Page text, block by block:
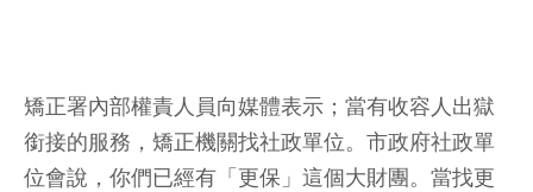
矯正署內部權責人員向媒體表示；當有收容人出獄
銜接的服務，矯正機關找社政單位。市政府社政單
位會說，你們已經有「更保」這個大財團。當找更